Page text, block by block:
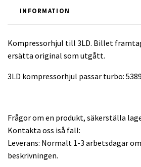
INFORMATION
Kompressorhjul till 3LD. Billet
ersätta original som utgått.
3LD kompressorhjul passar turbo:
Frågor om en produkt, säkerställa
Kontakta oss iså fall:
Leverans: Normalt 1-3 arbetsdagar
beskrivningen.